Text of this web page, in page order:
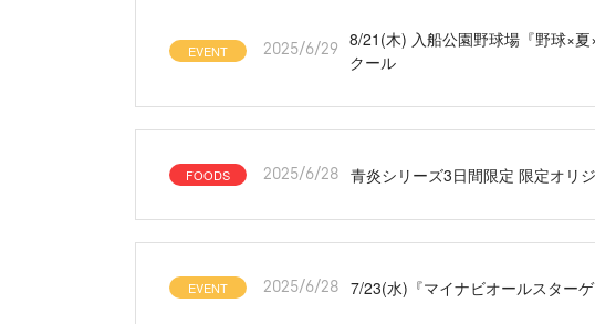
EVENT 2025/6/29
8/21(木) 入船公園野球場『野球×
クール
FOODS 2025/6/28 青炎シリーズ3日間限定 限定オリ
EVENT 2025/6/28 7/23(水)『マイナビオールスター